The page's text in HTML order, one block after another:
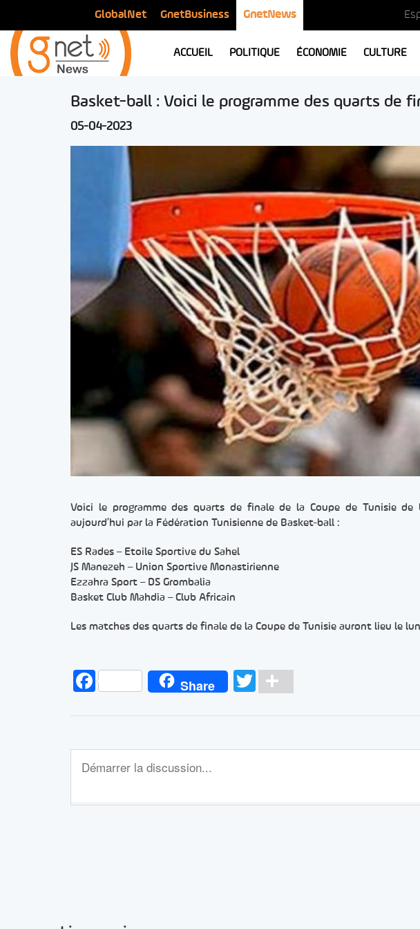
GlobalNet GnetBusiness GnetNews
ACCUEIL POLITIQUE ÉCONOMIE CULTURE
Basket-ball : Voici le programme des quarts de
05-04-2023
Voici le programme des quarts de finale de la Coupe de Tunisie
aujourd’hui par la Fédération Tunisienne de Basket-ball :
ES Rades – Etoile Sportive du Sahel
JS Manezeh – Union Sportive Monastirienne
Ezzahra Sport – DS Grombalia
Basket Club Mahdia – Club Africain
Les matches des quarts de finale de la Coupe de Tunisie auront lieu le
FacebookShare Twitter